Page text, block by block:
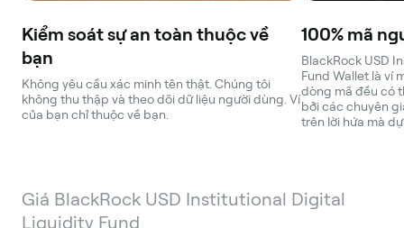
Kiểm soát sự an toàn thuộc về
bạn
Không yêu cầu xác minh tên thật. Chúng tôi
không thu thập và theo dõi dữ liệu người dùng. Ví
của bạn chỉ thuộc về bạn.
100% mã
BlackRock USD
Fund Wallet là ví
dòng mã đều có
bởi các chuyên
trên lời hứa mà
Giá BlackRock USD Institutional Digital
Liquidity Fund